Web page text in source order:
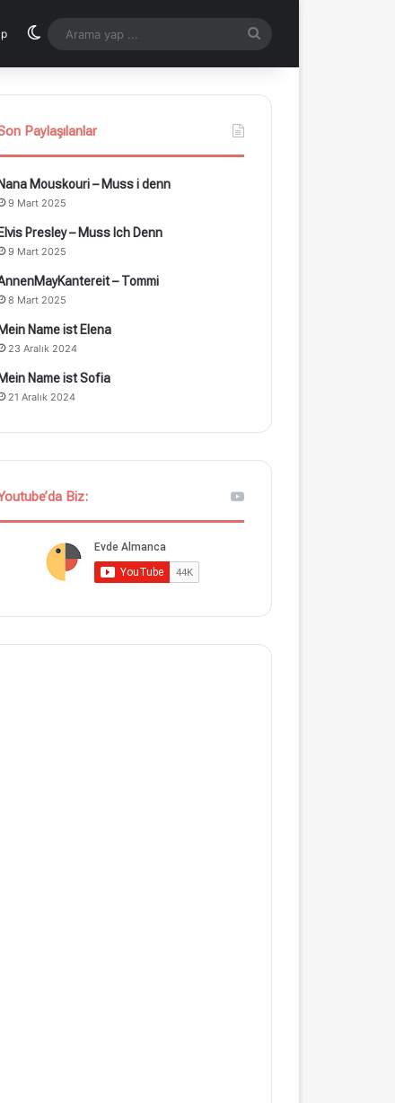
Dış görünümü değiştir
yap
...
Paylaşılanlar
Nana Mouskouri – Muss i denn
9 Mart 2025
Elvis Presley – Muss Ich Denn
9 Mart 2025
– Tommi
8 Mart 2025
Mein Name ist Elena
23 Aralık 2024
Mein Name ist Sofia
21 Aralık 2024
Biz: